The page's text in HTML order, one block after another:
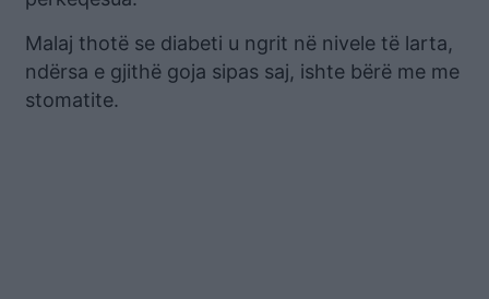
Malaj thotë se diabeti u ngrit në nivele të larta,
ndërsa e gjithë goja sipas saj, ishte bërë me me
stomatite.